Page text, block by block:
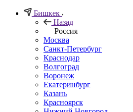
Бишкек
Назад
Россия
Москва
Санкт-Петербург
Краснодар
Волгоград
Воронеж
Екатеринбург
Казань
Красноярск